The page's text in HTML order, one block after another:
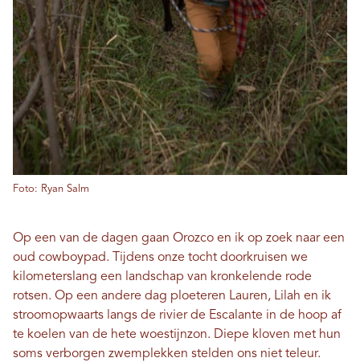
Foto: Ryan Salm
Op een van de dagen gaan Orozco en ik op zoek naar een
oud cowboypad. Tijdens onze tocht doorkruisen we
kilometerslang een landschap van kronkelende rode
rotsen. Op een andere dag ploeteren Lauren, Lilah en ik
stroomopwaarts langs de rivier de Escalante in de hoop af
te koelen van de hete woestijnzon. Diepe kloven met hun
soms verborgen zwemplekken stelden ons niet teleur.